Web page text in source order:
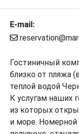
E-mail:
Гостиничный
близко от пляжа
теплой водой
К услугам наших
из которых
и море.